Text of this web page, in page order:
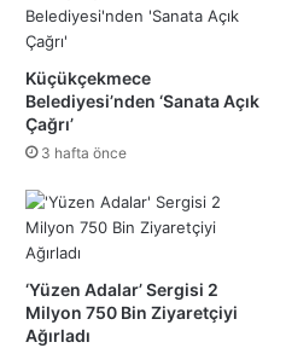
Küçükçekmece
Belediyesi’nden ‘Sanata Açık
Çağrı’
3 hafta önce
‘Yüzen Adalar’ Sergisi 2
Milyon 750 Bin Ziyaretçiyi
Ağırladı